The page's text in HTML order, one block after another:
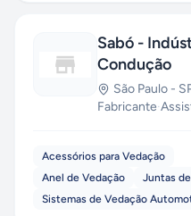
Sabó -
Condução
São Paulo -
Fabricante·
Acessórios para Vedação
Anel de Vedação
Juntas
Sistemas de Vedação